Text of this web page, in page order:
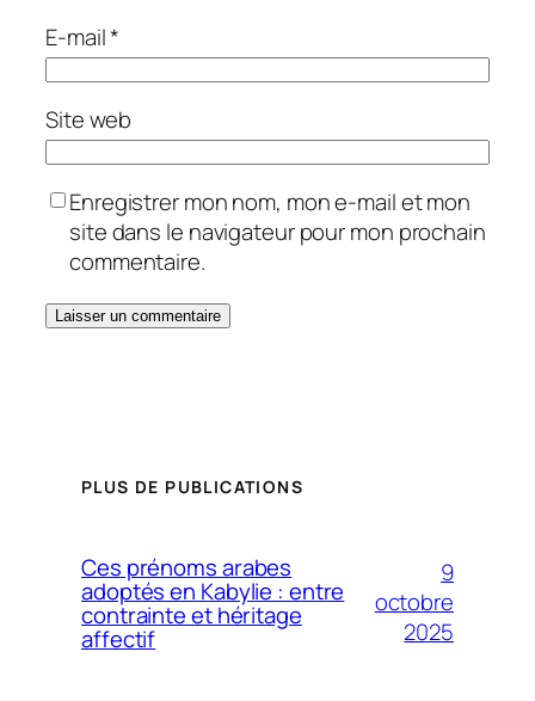
E-mail*
Site web
Enregistrer mon nom, mon e-mail et mon
site dans le navigateur pour mon prochain
commentaire.
PLUS DE PUBLICATIONS
Ces prénoms arabes
adoptés en Kabylie : entre
contrainte et héritage
affectif
9
octobre
2025